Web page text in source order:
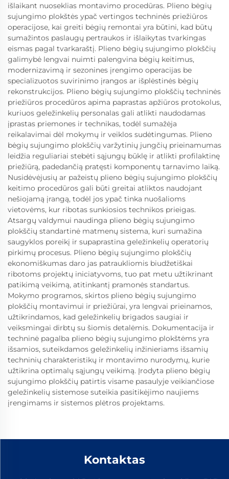
išlaikant nuoseklias montavimo procedūras. Plieno bėgių
sujungimo plokštės ypač vertingos techninės priežiūros
operacijose, kai greiti bėgių remontai yra būtini, kad būtų
sumažintos paslaugų pertraukos ir išlaikytas tvarkingas
eismas pagal tvarkaraštį. Plieno bėgių sujungimo plokščių
galimybė lengvai nuimti palengvina bėgių keitimus,
modernizavimą ir sezonines įrengimo operacijas be
specializuotos suvirinimo įrangos ar išplėstinės bėgių
rekonstrukcijos. Plieno bėgių sujungimo plokščių techninės
priežiūros procedūros apima paprastas apžiūros protokolus,
kuriuos geležinkelių personalas gali atlikti naudodamas
įprastas priemones ir technikas, todėl sumažėja
reikalavimai dėl mokymų ir veiklos sudėtingumas. Plieno
bėgių sujungimo plokščių varžytinių jungčių prieinamumas
leidžia reguliariai stebėti sąjungų būklę ir atlikti profilaktinę
priežiūrą, padedančią pratęsti komponentų tarnavimo laiką.
Nusidėvėjusių ar pažeistų plieno bėgių sujungimo plokščių
keitimo procedūros gali būti greitai atliktos naudojant
nešiojamą įrangą, todėl jos ypač tinka nuošalioms
vietovėms, kur ribotas sunkiosios technikos prieigas.
Atsargų valdymui naudinga plieno bėgių sujungimo
plokščių standartinė matmenų sistema, kuri sumažina
saugyklos poreikį ir supaprastina geležinkelių operatorių
pirkimų procesus. Plieno bėgių sujungimo plokščių
ekonomiškumas daro jas patraukliomis biudžetiškai
ribotoms projektų iniciatyvoms, tuo pat metu užtikrinant
patikimą veikimą, atitinkantį pramonės standartus.
Mokymo programos, skirtos plieno bėgių sujungimo
plokščių montavimui ir priežiūrai, yra lengvai prieinamos,
užtikrindamos, kad geležinkelių brigados saugiai ir
veiksmingai dirbtų su šiomis detalėmis. Dokumentacija ir
techninė pagalba plieno bėgių sujungimo plokštėms yra
išsamios, suteikdamos geležinkelių inžinieriams išsamių
techninių charakteristikų ir montavimo nurodymų, kurie
užtikrina optimalų sąjungų veikimą. Įrodyta plieno bėgių
sujungimo plokščių patirtis visame pasaulyje veikiančiose
geležinkelių sistemose suteikia pasitikėjimo naujiems
įrengimams ir sistemos plėtros projektams.
Kontaktas